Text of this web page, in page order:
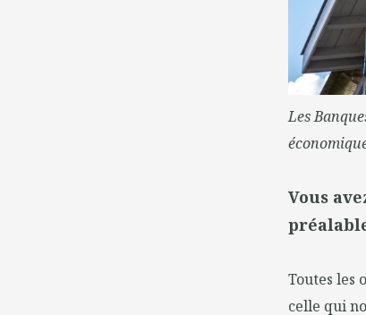
Les
Vous
Toutes les
celle qui